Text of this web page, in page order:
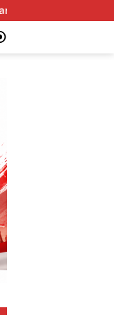
Rakyat Palestina